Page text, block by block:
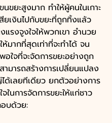
นขยะสูงมาก ทำให้ผู้คนในเกาะ
สียเงินไปกับขยะที่ถูกทิ้งแล้ว
แรงจูงใจให้พวกเขา อำนวย
ห้มากที่สุดเท่าที่จะทำได้ จน
อใจที่จะจัดการขยะอย่างถูก
ามารถสร้างการเปลี่ยนแปลง
ด้เลยทีเดียว ยกตัวอย่างการ
ในการจัดการขยะให้แก่ชาว
อบด้วย: